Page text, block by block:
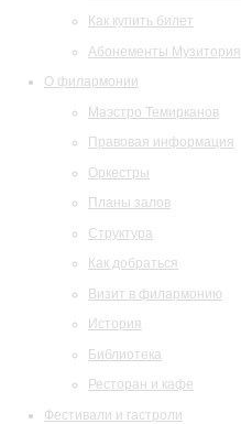
Как купить билет
Абонементы Музитория
О филармонии
Маэстро Темирканов
Правовая информация
Оркестры
Планы залов
Структура
Как добраться
Визит в филармонию
История
Библиотека
Ресторан и кафе
Фестивали и гастроли